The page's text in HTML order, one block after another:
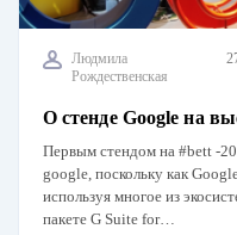
Людмила
Рождественская
О стенде Google на
Первым стендом на #bett -
google, поскольку как
используя многое из
пакете G Suite for…